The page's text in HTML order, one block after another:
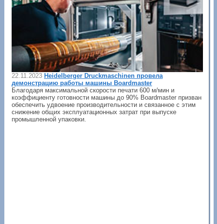
22.11.2023 Heidelberger Druckmaschinen провела
демонстрацию работы машины Boardmaster
Благодаря максимальной скорости печати 600 м/мин и
коэффициенту готовности машины до 90% Boardmaster призван
обеспечить удвоение производительности и связанное с этим
снижение общих эксплуатационных затрат при выпуске
промышленной упаковки.